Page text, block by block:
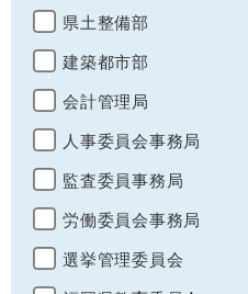
県土整備部
建築都市部
会計管理局
人事委員会事務局
監査委員事務局
労働委員会事務局
選挙管理委員会